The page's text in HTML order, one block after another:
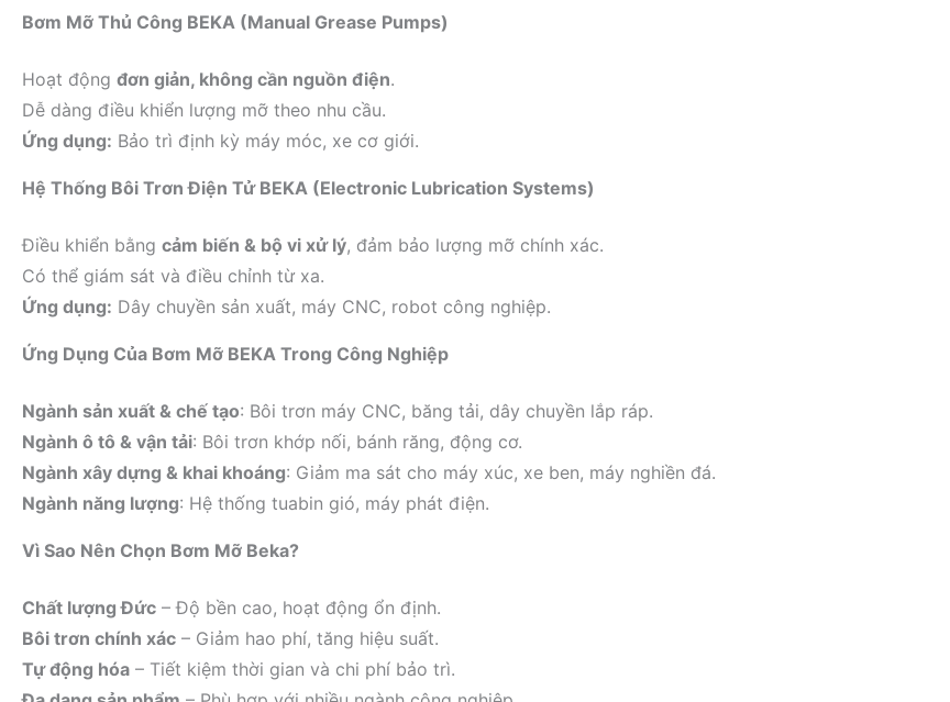
Bơm Mỡ Thủ Công BEKA (Manual Grease Pumps)
Hoạt động đơn giản, không cần nguồn điện.
Dễ dàng điều khiển lượng mỡ theo nhu cầu.
Ứng dụng: Bảo trì định kỳ máy móc, xe cơ giới.
Hệ Thống Bôi Trơn Điện Tử BEKA (Electronic Lubrication Systems)
Điều khiển bằng cảm biến & bộ vi xử lý, đảm bảo lượng mỡ chính xác.
Có thể giám sát và điều chỉnh từ xa.
Ứng dụng: Dây chuyền sản xuất, máy CNC, robot công nghiệp.
Ứng Dụng Của Bơm Mỡ BEKA Trong Công Nghiệp
Ngành sản xuất & chế tạo: Bôi trơn máy CNC, băng tải, dây chuyền lắp ráp.
Ngành ô tô & vận tải: Bôi trơn khớp nối, bánh răng, động cơ.
Ngành xây dựng & khai khoáng: Giảm ma sát cho máy xúc, xe ben, máy nghiền đá.
Ngành năng lượng: Hệ thống tuabin gió, máy phát điện.
Vì Sao Nên Chọn Bơm Mỡ Beka?
Chất lượng Đức – Độ bền cao, hoạt động ổn định.
Bôi trơn chính xác – Giảm hao phí, tăng hiệu suất.
Tự động hóa – Tiết kiệm thời gian và chi phí bảo trì.